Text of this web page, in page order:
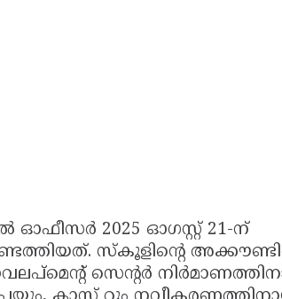
ഓഫീസർ 2025 ഓഗസ്റ്റ് 21-ന്
സ്കൂളിൻ്റെ
സെൻ്റർ